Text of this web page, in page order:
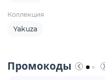
Коллекция
Yakuza
Промокоды